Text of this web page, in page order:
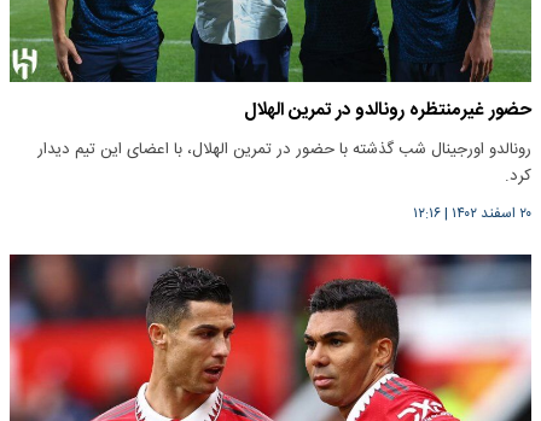
حضور غیرمنتظره رونالدو در تمرین الهلال
رونالدو اورجینال شب گذشته با حضور در تمرین الهلال، با اعضای این تیم دیدار
کرد.
۲۰ اسفند ۱۴۰۲ |۱۲:۱۶